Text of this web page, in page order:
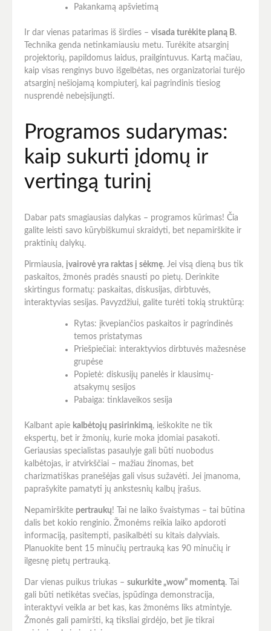
Pakankamą apšvietimą
Ir dar vienas patarimas iš širdies – visada turėkite planą B.
Technika genda netinkamiausiu metu. Turėkite atsarginį
projektorių, papildomus laidus, prailgintuvus. Kartą mačiau,
kaip visas renginys buvo išgelbėtas, nes organizatoriai turėjo
atsarginį nešiojamą kompiuterį, kai pagrindinis tiesiog
nusprendė nebeįsijungti.
Programos sudarymas:
kaip sukurti įdomų ir
vertingą turinį
Dabar pats smagiausias dalykas – programos kūrimas! Čia
galite leisti savo kūrybiškumui skraidyti, bet nepamirškite ir
praktinių dalykų.
Pirmiausia, įvairovė yra raktas į sėkmę. Jei visą dieną bus tik
paskaitos, žmonės pradės snausti po pietų. Derinkite
skirtingus formatų: paskaitas, diskusijas, dirbtuvės,
interaktyvias sesijas. Pavyzdžiui, galite turėti tokią struktūrą:
Rytas: įkvepiančios paskaitos ir pagrindinės
temos pristatymas
Priešpiečiai: interaktyvios dirbtuvės mažesnėse
grupėse
Popietė: diskusijų panelės ir klausimų-
atsakymų sesijos
Pabaiga: tinklaveikos sesija
Kalbant apie kalbėtojų pasirinkimą, ieškokite ne tik
ekspertų, bet ir žmonių, kurie moka įdomiai pasakoti.
Geriausias specialistas pasaulyje gali būti nuobodus
kalbėtojas, ir atvirkščiai – mažiau žinomas, bet
charizmatiškas pranešėjas gali visus sužavėti. Jei įmanoma,
paprašykite pamatyti jų ankstesnių kalbų įrašus.
Nepamirškite pertraukų! Tai ne laiko švaistymas – tai būtina
dalis bet kokio renginio. Žmonėms reikia laiko apdoroti
informaciją, pasitempti, pasikalbėti su kitais dalyviais.
Planuokite bent 15 minučių pertrauką kas 90 minučių ir
ilgesnę pietų pertrauką.
Dar vienas puikus triukas – sukurkite „wow” momentą. Tai
gali būti netikėtas svečias, įspūdinga demonstracija,
interaktyvi veikla ar bet kas, kas žmonėms liks atmintyje.
Žmonės gali pamiršti, ką tiksliai girdėjo, bet jie tikrai